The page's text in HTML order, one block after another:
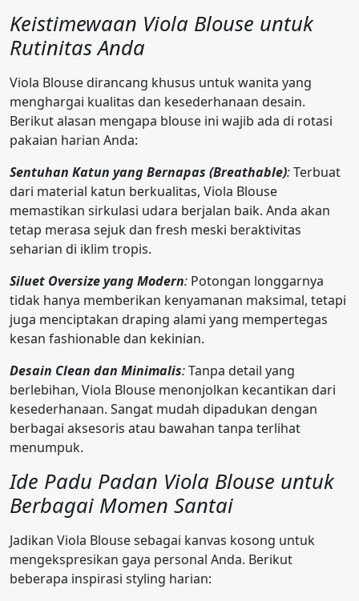
Keistimewaan Viola Blouse untuk
Rutinitas Anda
Viola Blouse dirancang khusus untuk wanita yang
menghargai kualitas dan kesederhanaan desain.
Berikut alasan mengapa blouse ini wajib ada di rotasi
pakaian harian Anda:
Sentuhan Katun yang Bernapas (Breathable):Terbuat
dari material katun berkualitas, Viola Blouse
memastikan sirkulasi udara berjalan baik. Anda akan
tetap merasa sejuk dan fresh meski beraktivitas
seharian di iklim tropis.
Siluet Oversize yang Modern: Potongan longgarnya
tidak hanya memberikan kenyamanan maksimal, tetapi
juga menciptakan draping alami yang mempertegas
kesan fashionable dan kekinian.
Desain Clean dan Minimalis:Tanpa detail yang
berlebihan, Viola Blouse menonjolkan kecantikan dari
kesederhanaan. Sangat mudah dipadukan dengan
berbagai aksesoris atau bawahan tanpa terlihat
menumpuk.
Ide Padu Padan Viola Blouse untuk
Berbagai Momen Santai
Jadikan Viola Blouse sebagai kanvas kosong untuk
mengekspresikan gaya personal Anda. Berikut
beberapa inspirasi styling harian: